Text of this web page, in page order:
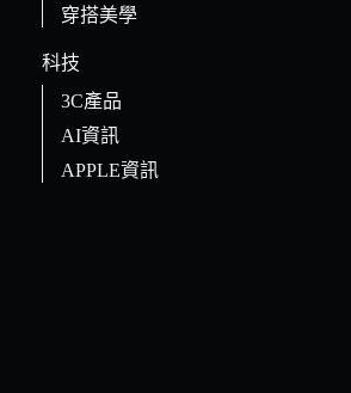
穿搭美學
科技
3C產品
AI資訊
APPLE資訊